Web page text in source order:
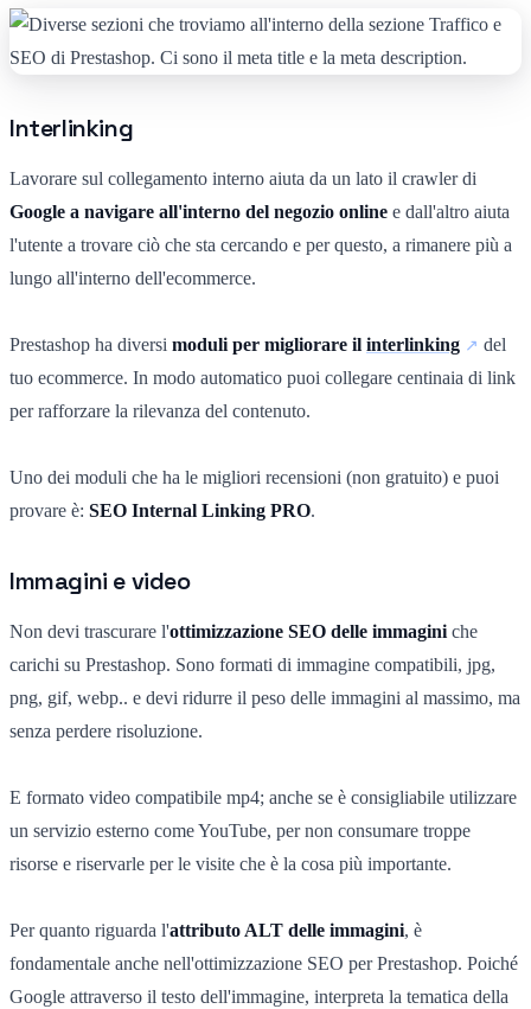
Interlinking
Lavorare sul collegamento interno aiuta da un lato il crawler di
Google a navigare all'interno del negozio online e dall'altro aiuta
l'utente a trovare ciò che sta cercando e per questo, a rimanere più a
lungo all'interno dell'ecommerce.
Prestashop ha diversi moduli per migliorare il interlinking
del
tuo ecommerce. In modo automatico puoi collegare centinaia di link
per rafforzare la rilevanza del contenuto.
Uno dei moduli che ha le migliori recensioni (non gratuito) e puoi
provare è: SEO Internal Linking PRO.
Immagini e video
Non devi trascurare l'ottimizzazione SEO delle immagini che
carichi su Prestashop. Sono formati di immagine compatibili, jpg,
png, gif, webp.. e devi ridurre il peso delle immagini al massimo, ma
senza perdere risoluzione.
E formato video compatibile mp4; anche se è consigliabile utilizzare
un servizio esterno come YouTube, per non consumare troppe
risorse e riservarle per le visite che è la cosa più importante.
Per quanto riguarda l'attributo ALT delle immagini, è
fondamentale anche nell'ottimizzazione SEO per Prestashop. Poiché
Google attraverso il testo dell'immagine, interpreta la tematica della